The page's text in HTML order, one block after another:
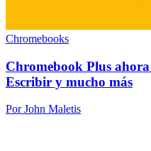
Chromebooks
Chromebook Plus
Escribir y mucho más
Por John Maletis